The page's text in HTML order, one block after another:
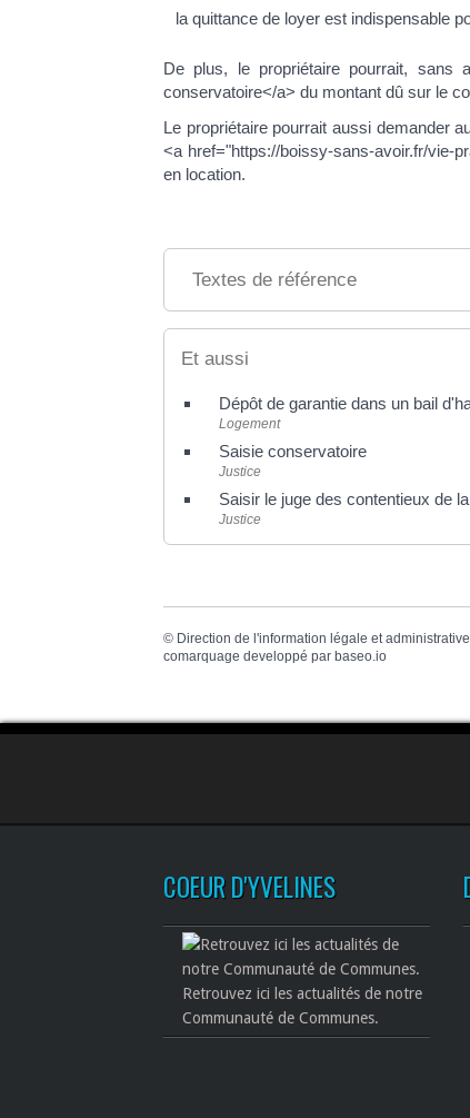
la quittance de loyer est indispensable
De plus, le propriétaire pourrait, sans
conservatoire</a> du montant dû sur le
Le propriétaire pourrait aussi demander
<a href="https://boissy-sans-avoir.fr/vie-
en location.
Textes de référence
Et aussi
Dépôt de garantie dans un bail
Logement
Saisie conservatoire
Justice
Saisir le juge des contentieux de
Justice
© Direction de l'information légale et administrative
comarquage developpé par baseo.io
COEUR D'YVELINES
Retrouvez ici les actualités de notre
Communauté de Communes.